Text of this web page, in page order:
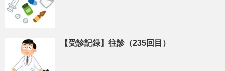
【受診記録】往診（235回目）